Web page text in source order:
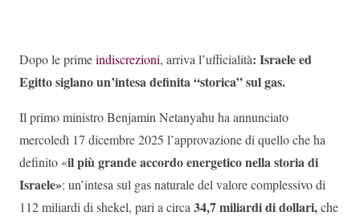
Dopo le primeindiscrezioni, arriva l’ufficialità: Israele ed
Egitto siglano un’intesa definita “storica” sul gas.
Il primo ministro Benjamin Netanyahu ha annunciato
mercoledì 17 dicembre 2025 l’approvazione di quello che ha
definito «il più grande accordo energetico nella storia di
Israele»: un’intesa sul gas naturale del valore complessivo di
112 miliardi di shekel, pari a circa34,7 miliardi di dollari,che